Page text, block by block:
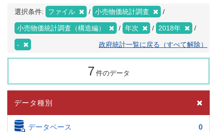
選択条件: ファイル 小売物価統計調査
小売物価統計調査（構造編） 年次 2018年
- 政府統計一覧に戻る（すべて解除）
7 件のデータ
データ種別
データベース 0